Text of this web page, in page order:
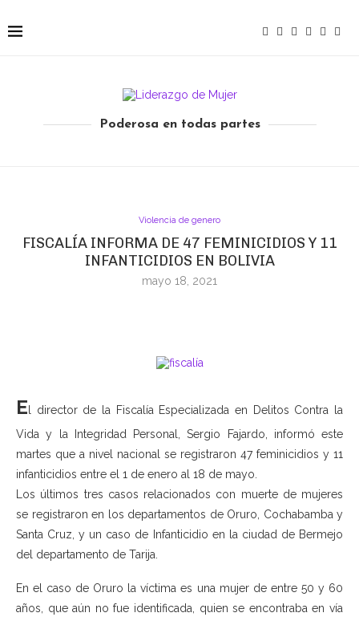
Poderosa en todas partes
Violencia de genero
FISCALÍA INFORMA DE 47 FEMINICIDIOS Y 11
INFANTICIDIOS EN BOLIVIA
mayo 18, 2021
E l director de la Fiscalía Especializada en Delitos Contra la
Vida y la Integridad Personal, Sergio Fajardo, informó este
martes que a nivel nacional se registraron 47 feminicidios y 11
infanticidios entre el 1 de enero al 18 de mayo.
Los últimos tres casos relacionados con muerte de mujeres
se registraron en los departamentos de Oruro, Cochabamba y
Santa Cruz, y un caso de Infanticidio en la ciudad de Bermejo
del departamento de Tarija.
En el caso de Oruro la víctima es una mujer de entre 50 y 60
años, que aún no fue identificada, quien se encontraba en vía